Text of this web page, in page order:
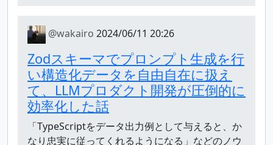
@wakairo 2024/06/11 20:26
Zodスキーマでプロンプト生成を行
い構造化データを自由自在に扱え
て、LLMプロダクト開発が圧倒的に
効率化した話
「TypeScriptをデータ出力例として与えると、か
なり忠実に従ってくれるようになる」などのノウ